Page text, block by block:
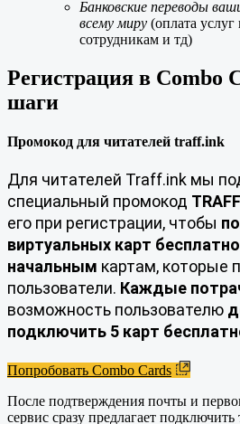
Банковские переводы
всему миру (оплата услуг
сотрудникам и тд)
Регистрация в Combo
шаги
Промокод для читателей traff.ink
Для читателей Traff.ink мы
специальный промокод
его при регистрации, чтобы
виртуальных карт
начальным картам, которые
пользователи. Каждые
возможность пользователю
подключить 5 карт
Попробовать Combo Cards
После подтверждения почты и
сервис сразу предлагает подключить